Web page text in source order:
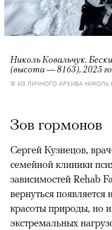
Николь Ковальчук.
(высота — 8163), 2025
© ИЗ ЛИЧНОГО АРХИВА НИКОЛЬ
Зов гормонов
Сергей Кузнецов,
семейной клиники
зависимостей Rehab
вернуться
красоты природы, но
экстремальных